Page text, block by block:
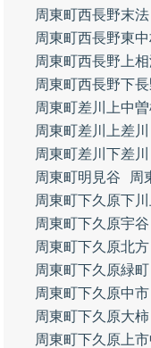
周東町西長野末法
周東町西長野東
周東町西長野上
周東町西長野下
周東町差川上中
周東町差川上差川
周東町差川下差川
周東町明見谷
周
周東町下久原下川
周東町下久原宇谷
周東町下久原北方
周東町下久原緑町
周東町下久原中市
周東町下久原大柿
周東町下久原上市